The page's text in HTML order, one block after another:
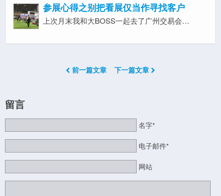
参展心得之别把看展仅当作寻找客户
上次月末我和大BOSS一起去了广州交易会…
前一篇文章 下一篇文章
留言
名字*
电子邮件*
网站